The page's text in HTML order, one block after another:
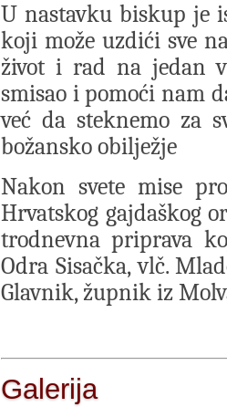
U nastavku biskup je
koji može uzdići sve
život i rad na jedan
smisao i pomoći nam
već da steknemo za
božansko obilježje
Nakon svete mise
Hrvatskog gajdaškog
trodnevna priprava
Odra Sisačka, vlč.
Glavnik, župnik iz
Galerija